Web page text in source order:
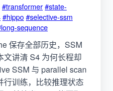
#transformer#state-
#hippo#selective-ssm
sequence
保存全部历史，SSM
文讲清 S4 为何长程却
SSM 与 parallel scan
行训练，比较推理状态